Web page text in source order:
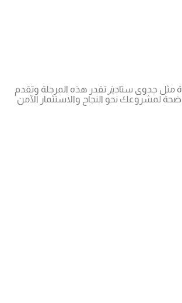
مثل جدوى ستاديز تقدر هذه المرحلة وتقدم
لمشروعك نحو النجاح والاستثمار الآمن